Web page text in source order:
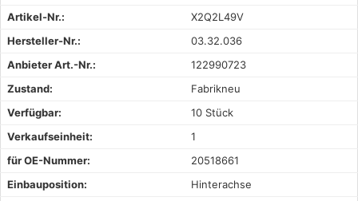
Artikel-Nr.:
X2Q2L49V
Hersteller-Nr.:
03.32.036
Anbieter Art.-Nr.:
122990723
Zustand:
Fabrikneu
Verfügbar:
10 Stück
Verkaufseinheit:
1
für OE-Nummer:
20518661
Einbauposition:
Hinterachse